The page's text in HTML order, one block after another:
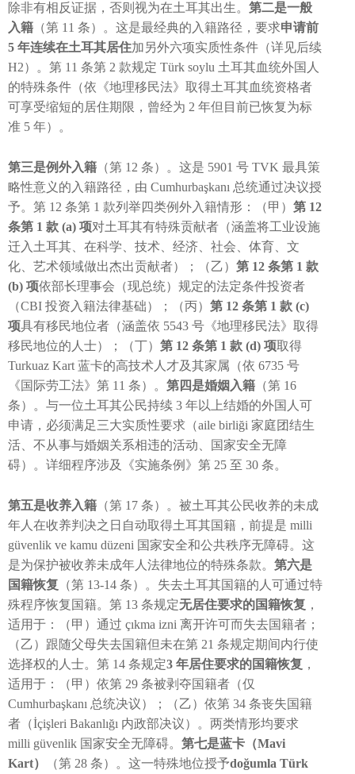
除非有相反证据，否则视为在土耳其出生。 第二是一般
入籍 （第 11 条）。这是最经典的入籍路径，要求申请前
5 年连续在土耳其居住加另外六项实质性条件（详见后续
H2）。第 11 条第 2 款规定 Türk soylu 土耳其血统外国人
的特殊条件（依《地理移民法》取得土耳其血统资格者
可享受缩短的居住期限，曾经为 2 年但目前已恢复为标
准 5 年）。
第三是例外入籍 （第 12 条）。这是 5901 号 TVK 最具策
略性意义的入籍路径，由 Cumhurbaşkanı 总统通过决议授
予。第 12 条第 1 款列举四类例外入籍情形：（甲） 第 12
条第 1 款 (a) 项对土耳其有特殊贡献者（涵盖将工业设施
迁入土耳其、在科学、技术、经济、社会、体育、文
化、艺术领域做出杰出贡献者）；（乙） 第 12 条第 1 款
(b) 项依部长理事会（现总统）规定的法定条件投资者
（CBI 投资入籍法律基础）；（丙） 第 12 条第 1 款 (c)
项具有移民地位者（涵盖依 5543 号《地理移民法》取得
移民地位的人士）；（丁） 第 12 条第 1 款 (d) 项取得
Turkuaz Kart 蓝卡的高技术人才及其家属（依 6735 号
《国际劳工法》第 11 条）。 第四是婚姻入籍 （第 16
条）。与一位土耳其公民持续 3 年以上结婚的外国人可
申请，必须满足三大实质性要求（aile birliği 家庭团结生
活、不从事与婚姻关系相违的活动、国家安全无障
碍）。详细程序涉及《实施条例》第 25 至 30 条。
第五是收养入籍 （第 17 条）。被土耳其公民收养的未成
年人在收养判决之日自动取得土耳其国籍，前提是 milli
güvenlik ve kamu düzeni 国家安全和公共秩序无障碍。这
是为保护被收养未成年人法律地位的特殊条款。 第六是
国籍恢复 （第 13-14 条）。失去土耳其国籍的人可通过特
殊程序恢复国籍。第 13 条规定无居住要求的国籍恢复 ，
适用于：（甲）通过 çıkma izni 离开许可而失去国籍者；
（乙）跟随父母失去国籍但未在第 21 条规定期间内行使
选择权的人士。第 14 条规定3 年居住要求的国籍恢复 ，
适用于：（甲）依第 29 条被剥夺国籍者（仅
Cumhurbaşkanı 总统决议）；（乙）依第 34 条丧失国籍
者（İçişleri Bakanlığı 内政部决议）。两类情形均要求
milli güvenlik 国家安全无障碍。 第七是蓝卡（Mavi
Kart）
（第 28 条）。这一特殊地位授予doğumla Türk